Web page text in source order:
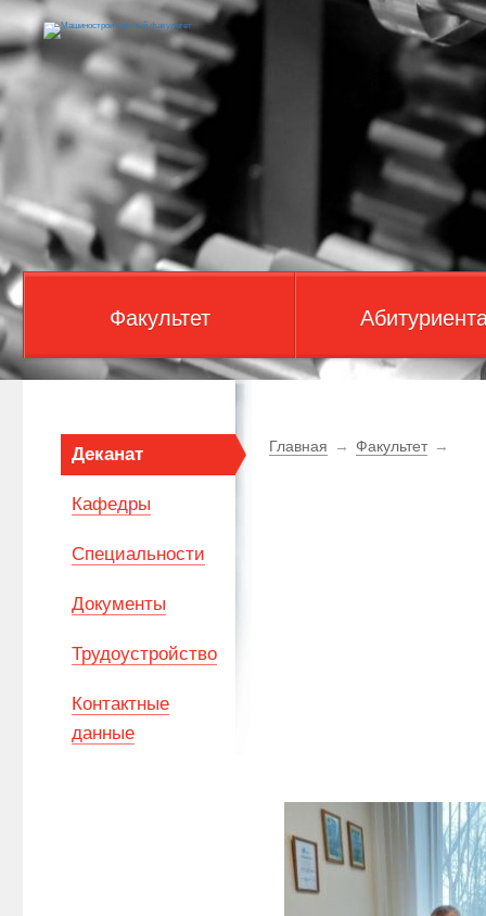
Факультет
Главная → Факультет →
Деканат
Кафедры
Специальности
Документы
Трудоустройство
Контактные
данные